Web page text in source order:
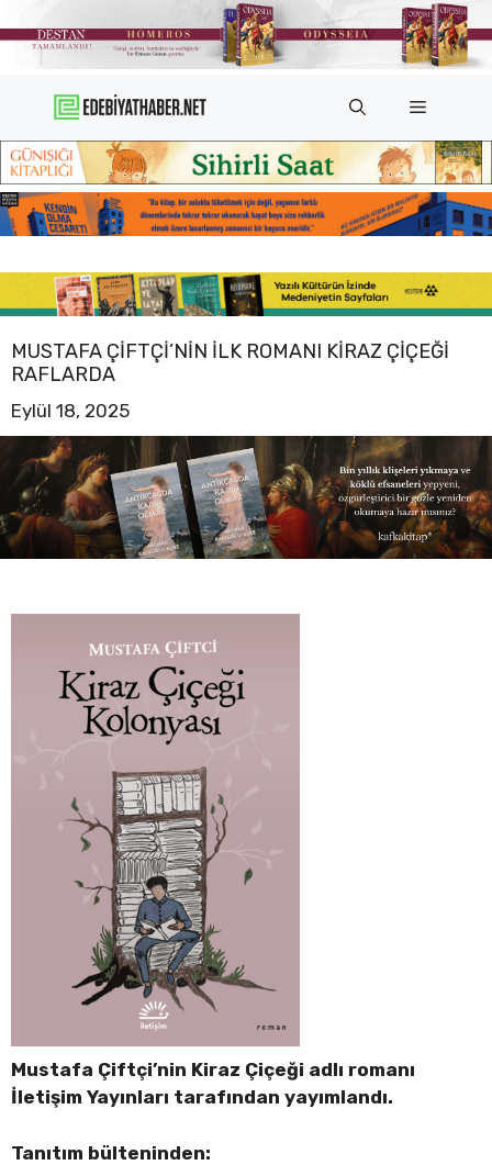
atla
Menü
MUSTAFA ÇIFTÇI’NIN ILK ROMANI KIRAZ ÇIÇEĞI
RAFLARDA
Eylül 18, 2025
Mustafa Çiftçi’nin Kiraz Çiçeği adlı romanı
İletişim Yayınları tarafından yayımlandı.
Tanıtım bülteninden: